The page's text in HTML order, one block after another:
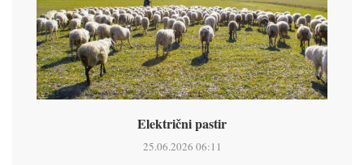
Električni pastir
25.06.2026 06:11